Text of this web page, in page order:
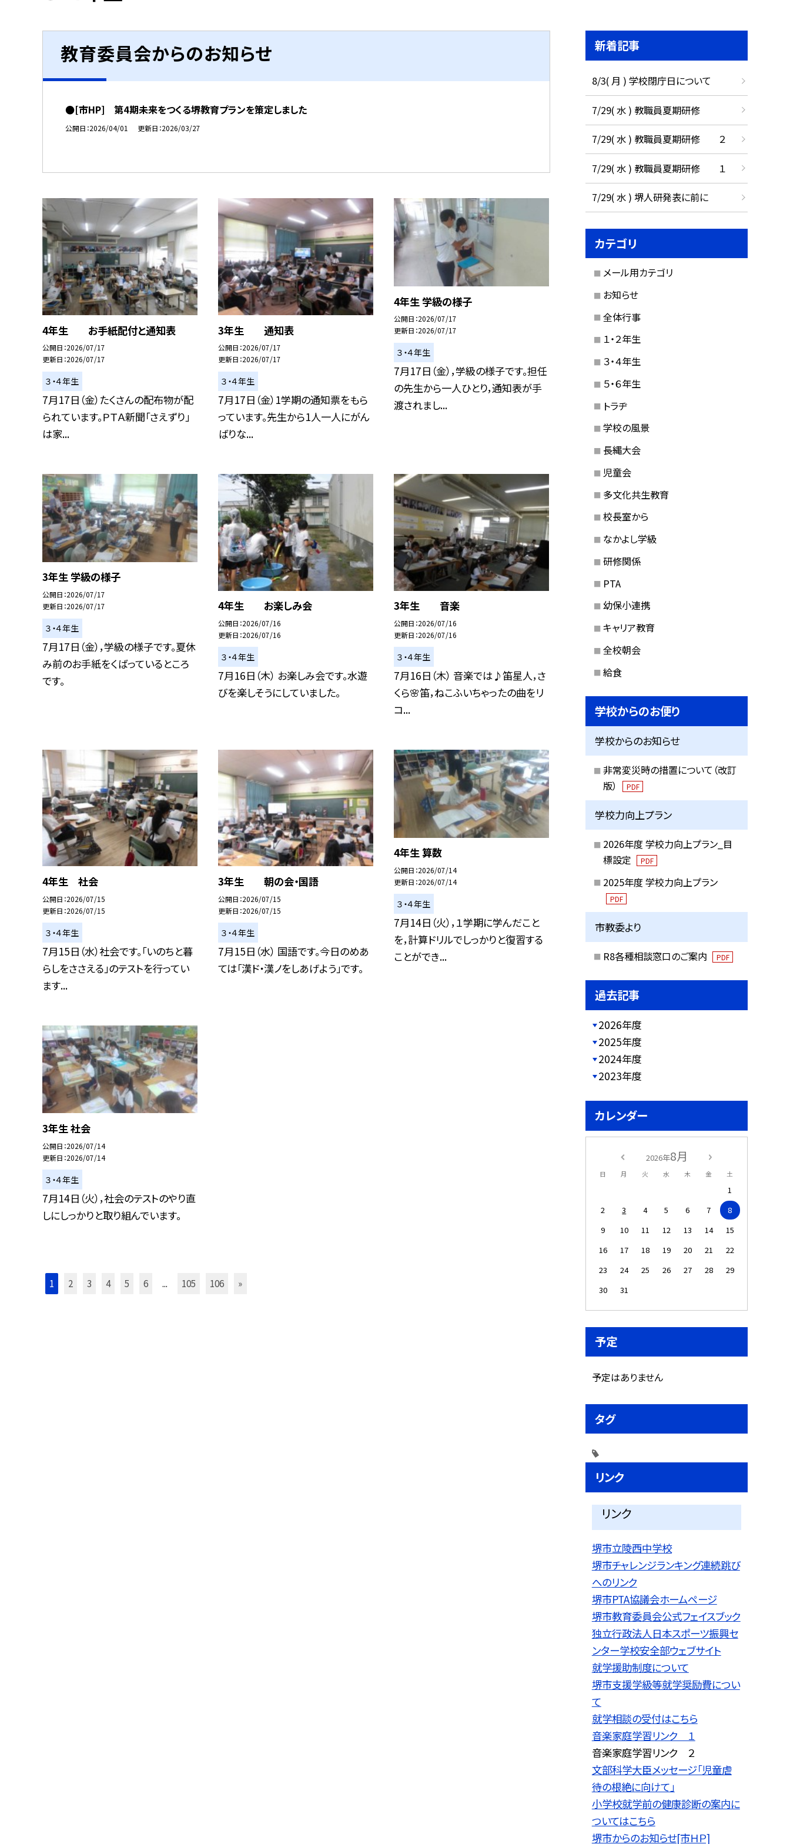
教育委員会からのお知らせ
●[市HP] 第4期未来をつくる堺教育プランを策定しました
公開日 2026/04/01 更新日 2026/03/27
4年生 お手紙配付と通知表
公開日 2026/07/17
更新日 2026/07/17
３・４年生
7月17日（金）たくさんの配布物が配
られています。ＰＴＡ新聞「さえずり」
は家...
3年生 通知表
公開日 2026/07/17
更新日 2026/07/17
３・４年生
7月17日（金）1学期の通知票をもら
っています。先生から1人一人にがん
ばりな...
4年生 学級の様子
公開日 2026/07/17
更新日 2026/07/17
３・４年生
7月17日（金），学級の様子です。担任
の先生から一人ひとり，通知表が手
渡されまし...
3年生 学級の様子
公開日 2026/07/17
更新日 2026/07/17
３・４年生
7月17日（金），学級の様子です。夏休
み前のお手紙をくばっているところ
です。
4年生 お楽しみ会
公開日 2026/07/16
更新日 2026/07/16
３・４年生
7月16日（木） お楽しみ会です。水遊
びを楽しそうにしていました。
3年生 音楽
公開日 2026/07/16
更新日 2026/07/16
３・４年生
7月16日（木） 音楽では♪笛星人，さ
くら🌸笛，ねこふいちゃったの曲をリ
コ...
4年生 社会
公開日 2026/07/15
更新日 2026/07/15
３・４年生
7月15日（水）社会です。「いのちと暮
らしをささえる」のテストを行ってい
ます...
3年生 朝の会・国語
公開日 2026/07/15
更新日 2026/07/15
３・４年生
7月15日（水） 国語です。今日のめあ
ては「漢ド・漢ノをしあげよう」です。
4年生 算数
公開日 2026/07/14
更新日 2026/07/14
３・４年生
7月14日（火），１学期に学んだこと
を，計算ドリルでしっかりと復習する
ことができ...
3年生 社会
公開日 2026/07/14
更新日 2026/07/14
３・４年生
7月14日（火），社会のテストのやり直
しにしっかりと取り組んでいます。
1 2 3 4 5 6 ... 105 106 »
新着記事
8/3( 月 ) 学校閉庁日について
7/29( 水 ) 教職員夏期研修
7/29( 水 ) 教職員夏期研修 ２
7/29( 水 ) 教職員夏期研修 １
7/29( 水 ) 堺人研発表に前に
カテゴリ
メール用カテゴリ
お知らせ
全体行事
１・２年生
３・４年生
５・６年生
トラヂ
学校の風景
長縄大会
児童会
多文化共生教育
校長室から
なかよし学級
研修関係
PTA
幼保小連携
キャリア教育
全校朝会
給食
学校からのお便り
学校からのお知らせ
非常変災時の措置について（改訂
版）
PDF
学校力向上プラン
2026年度 学校力向上プラン_目
標設定
PDF
2025年度 学校力向上プラン
PDF
市教委より
R8各種相談窓口のご案内 PDF
過去記事
2026年度
2025年度
2024年度
2023年度
カレンダー
2026年8月
日 月 火 水 木 金 土
1
2
3 4 5 6 7
8
9
10 11 12 13 14
15
16
17 18 19 20 21
22
23
24 25 26 27 28
29
30
31
予定
予定はありません
タグ
リンク
リンク
堺市立陵西中学校
堺市チャレンジランキング連続跳び
へのリンク
堺市PTA協議会ホームページ
堺市教育委員会公式フェイスブック
独立行政法人日本スポーツ振興セ
ンター学校安全部ウェブサイト
就学援助制度について
堺市支援学級等就学奨励費につい
て
就学相談の受付はこちら
音楽家庭学習リンク １
音楽家庭学習リンク ２
文部科学大臣メッセージ「児童虐
待の根絶に向けて」
小学校就学前の健康診断の案内に
ついてはこちら
堺市からのお知らせ[市ＨＰ]